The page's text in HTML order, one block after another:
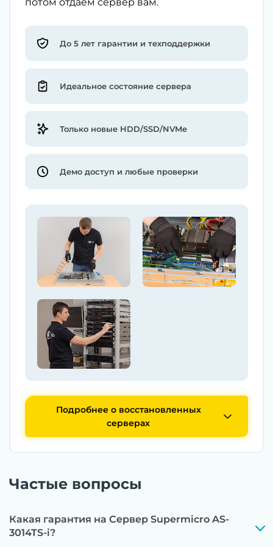
До 5 лет гарантии и техподдержки
Идеальное состояние сервера
Только новые HDD/SSD/NVMe
Демо доступ и любые проверки
Подробнее о восстановленных
серверах
Частые вопросы
Какая гарантия на Сервер Supermicro AS-
3014TS-i?